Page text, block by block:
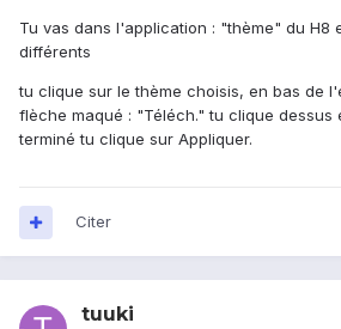
Tu vas dans l'application : "thème" du H8
différents
tu clique sur le thème choisis, en bas de
flèche maqué : "Téléch." tu clique dessus
terminé tu clique sur Appliquer.
Citer
tuuki